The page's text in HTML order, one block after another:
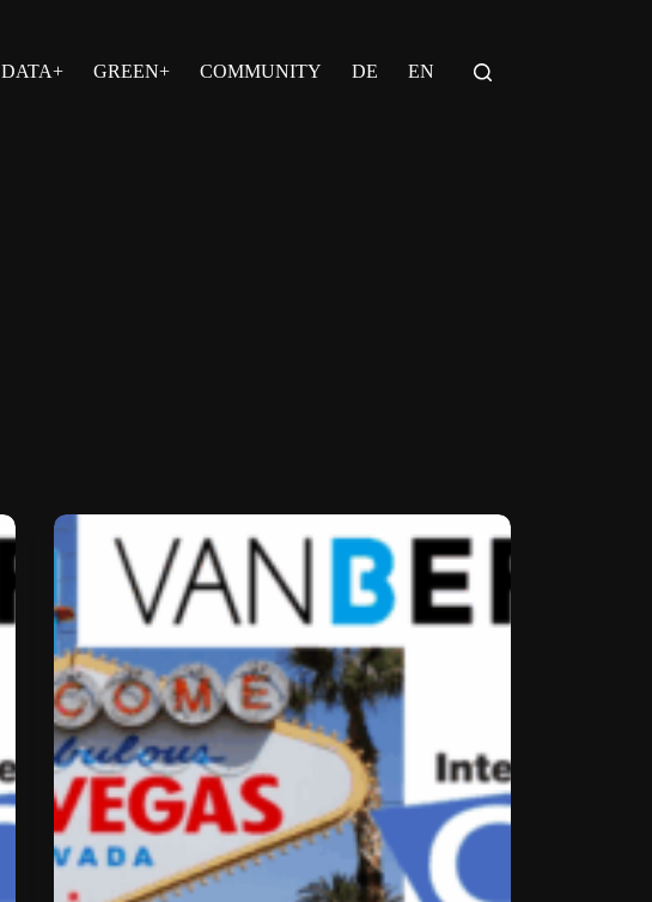
DATA+ GREEN+ COMMUNITY DE EN